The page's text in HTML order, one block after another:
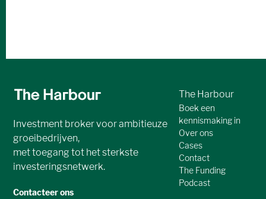
Investment broker voor ambitieuze
groeibedrijven,
met toegang tot het sterkste
investeringsnetwerk.
Contacteer ons
The Harbour
Boek een
kennismaking in
Over ons
Cases
Contact
The Funding
Podcast